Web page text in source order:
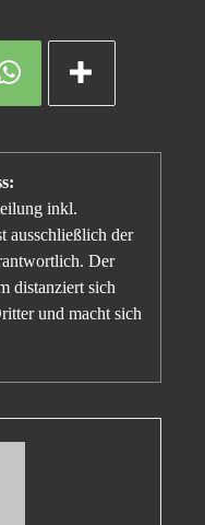
inkl.
ausschließlich der
Der
distanziert sich
und macht sich